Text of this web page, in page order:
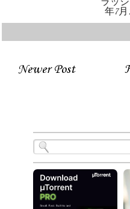
ラッシ
年7
Newer Post